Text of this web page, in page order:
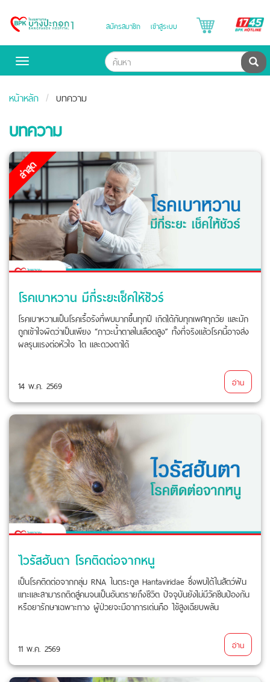
Bangpakok
สมัครสมาชิก เข้าสู่ระบบ
Toggle
ค้น
หน้าหลัก บทความ
บทความ
โรคเบาหวาน มีกี่ระยะเช็คให้ชัวร์
โรคเบาหวานเป็นโรคเรื้อรังที่พบมากขึ้นทุกปี เกิดได้กับทุกเพศทุกวัย และมัก
ถูกเข้าใจผิดว่าเป็นเพียง “ภาวะน้ำตาลในเลือดสูง” ทั้งที่จริงแล้วโรคนี้อาจส่ง
ผลรุนแรงต่อหัวใจ ไต และดวงตาได้
14 พ.ค. 2569 อ่าน
ล่าสุด
ไวรัสฮันตา โรคติดต่อจากหนู
เป็นโรคติดต่อจากกลุ่ม RNA ในตระกูล Hantaviridae ซึ่งพบได้ในสัตว์ฟัน
แทะและสามารถติดสู่คนจนเป็นอันตรายถึงชีวิต ปัจจุบันยังไม่มีวัคซีนป้องกัน
หรือยารักษาเฉพาะทาง ผู้ป่วยจะมีอาการเด่นคือ ไข้สูงเฉียบพลัน
11 พ.ค. 2569 อ่าน